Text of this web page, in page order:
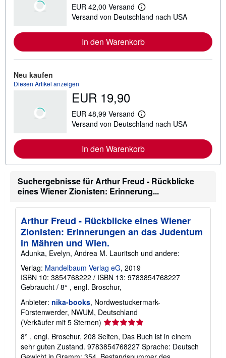
EUR 42,00 Versand
W
e
t
e
a
t
i
n
e
n
V
e
r
a
d
k
o
t
Versand von Deutschland nach USA
In den Warenkorb
Neu kaufen
Diesen Artikel anzeigen
EUR 19,90
EUR 48,99 Versand
W
e
t
e
n
f
o
m
t
i
e
u
s
n
k
o
s
Versand von Deutschland nach USA
In den Warenkorb
Suchergebnisse für Arthur Freud - Rückblicke
eines Wiener Zionisten: Erinnerung...
Arthur Freud - Rückblicke eines Wiener
Zionisten: Erinnerungen an das Judentum
in Mähren und Wien.
Adunka, Evelyn, Andrea M. Lauritsch und andere:
Verlag: Mandelbaum Verlag eG, 2019
ISBN 10: 3854768222 / ISBN 13: 9783854768227
Gebraucht / 8° , engl. Broschur,
Anbieter: nika-books, Nordwestuckermark-
Fürstenwerder, NWUM, Deutschland
(Verkäufer mit 5 Sternen) Verkäuferbewertung
von
5
8° , engl. Broschur, 208 Seiten, Das Buch ist in einem
sehr guten Zustand. 9783854768227 Sprache: Deutsch